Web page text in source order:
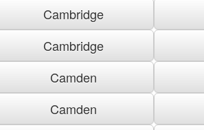
Cambridge
Cambridge
Camden
Camden